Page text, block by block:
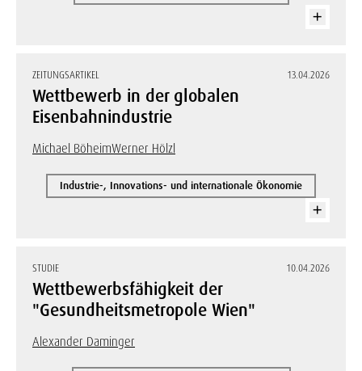
ZEITUNGSARTIKEL 13.04.2026
Wettbewerb in der globalen
Eisenbahnindustrie
Michael BöheimWerner Hölzl
Industrie-, Innovations- und internationale Ökonomie
STUDIE 10.04.2026
Wettbewerbsfähigkeit der
"Gesundheitsmetropole Wien"
Alexander Daminger